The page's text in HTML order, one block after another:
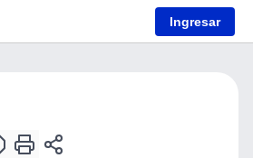
Ingresar